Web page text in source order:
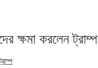
ক্ষমা করলেন ট্রাম্প